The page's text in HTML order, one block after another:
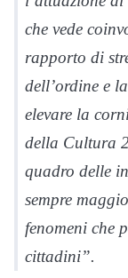
che vede
rapporto di
dell’ordine e
elevare la
della Cultura
quadro delle
sempre
fenomeni che
cittadini”.